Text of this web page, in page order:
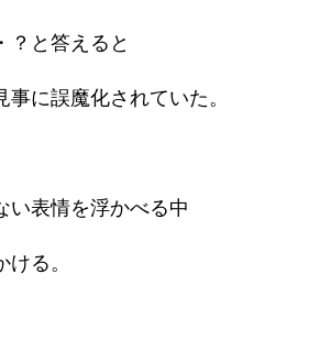
？と答えると
に誤魔化されていた。
い表情を浮かべる中
る。